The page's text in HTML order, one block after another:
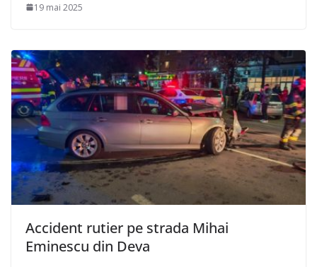
19 mai 2025
Accident rutier pe strada Mihai
Eminescu din Deva